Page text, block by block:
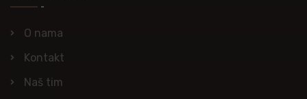
O nama
Kontakt
Naš tim